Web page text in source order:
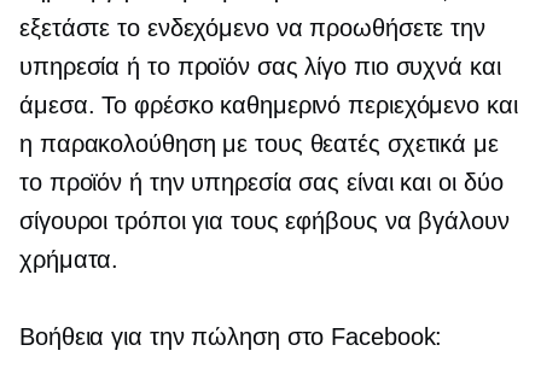
εξετάστε το ενδεχόμενο να προωθήσετε την
υπηρεσία ή το προϊόν σας λίγο πιο συχνά και
άμεσα. Το φρέσκο ​​καθημερινό περιεχόμενο και
η παρακολούθηση με τους θεατές σχετικά με
το προϊόν ή την υπηρεσία σας είναι και οι δύο
σίγουροι τρόποι για τους εφήβους να βγάλουν
χρήματα.
Βοήθεια για την πώληση στο Facebook: